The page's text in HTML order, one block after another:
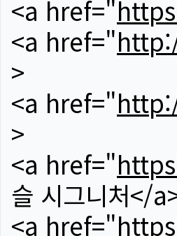
<a href="
<a href="
>
<a href="
>
<a href="
슬 시그니처</
<a href="